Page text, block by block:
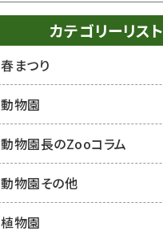
カテゴリーリスト
春まつり
動物園
動物園長のZooコラム
動物園その他
植物園